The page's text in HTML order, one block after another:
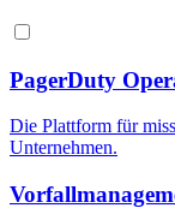
PagerDuty
Die Plattform für
Unternehmen.